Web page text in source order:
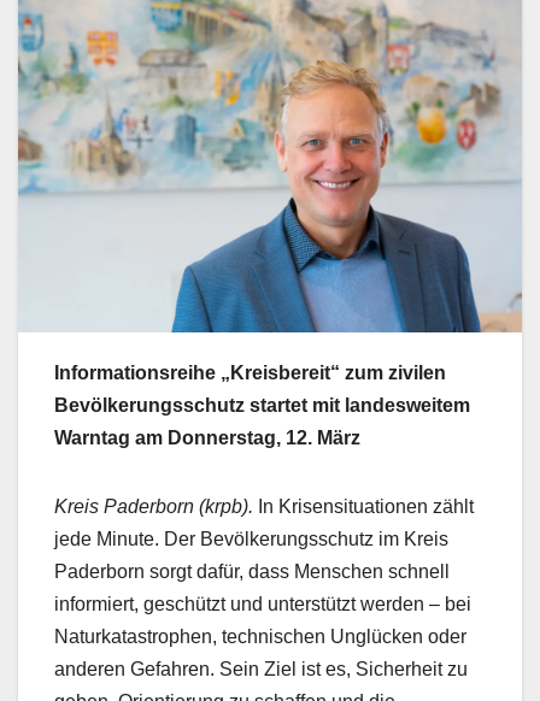
Informationsreihe „Kreisbereit“ zum zivilen
Bevölkerungsschutz startet mit landesweitem
Warntag am Donnerstag, 12. März
Kreis Paderborn (krpb). In Krisensituationen zählt
jede Minute. Der Bevölkerungsschutz im Kreis
Paderborn sorgt dafür, dass Menschen schnell
informiert, geschützt und unterstützt werden – bei
Naturkatastrophen, technischen Unglücken oder
anderen Gefahren. Sein Ziel ist es, Sicherheit zu